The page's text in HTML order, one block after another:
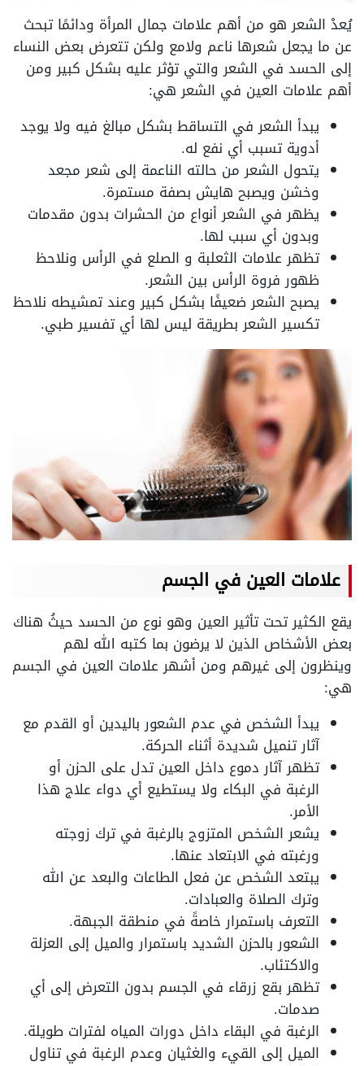
يُعدْ الشعر هو من أهم علامات جمال المرأة ودائمًا تبحث
عن ما يجعل شعرها ناعم ولامع ولكن تتعرض بعض النساء
إلى الحسد في الشعر والتي تؤثر عليه بشكل كبير ومن
أهم علامات العين في الشعر هي:
يبدأ الشعر في التساقط بشكل مبالغ فيه ولا يوجد
أدوية تسبب أي نفع له.
يتحول الشعر من حالته الناعمة إلى شعر مجعد
وخشن ويصبح هايش بصفة مستمرة.
يظهر في الشعر أنواع من الحشرات بدون مقدمات
وبدون أي سبب لها.
تظهر علامات الثعلبة و الصلع في الرأس ونلاحظ
ظهور فروة الرأس بين الشعر.
يصبح الشعر ضعيفًا بشكل كبير وعند تمشيطه نلاحظ
تكسير الشعر بطريقة ليس لها أي تفسير طبي.
علامات العين في الجسم
يقع الكثير تحت تأثير العين وهو نوع من الحسد حيثُ هناك
بعض الأشخاص الذين لا يرضون بما كتبه الله لهم
وينظرون إلى غيرهم ومن أشهر علامات العين في الجسم
هي:
يبدأ الشخص في عدم الشعور باليدين أو القدم مع
آثار تنميل شديدة أثناء الحركة.
تظهر آثار دموع داخل العين تدل على الحزن أو
الرغبة في البكاء ولا يستطيع أي دواء علاج هذا
الأمر.
يشعر الشخص المتزوج بالرغبة في ترك زوجته
ورغبته في الابتعاد عنها.
يبتعد الشخص عن فعل الطاعات والبعد عن الله
وترك الصلاة والعبادات.
التعرف باستمرار خاصةً في منطقة الجبهة.
الشعور بالحزن الشديد باستمرار والميل إلى العزلة
والاكتئاب.
تظهر بقع زرقاء في الجسم بدون التعرض إلى أي
صدمات.
الرغبة في البقاء داخل دورات المياه لفترات طويلة.
الميل إلى القيء والغثيان وعدم الرغبة في تناول